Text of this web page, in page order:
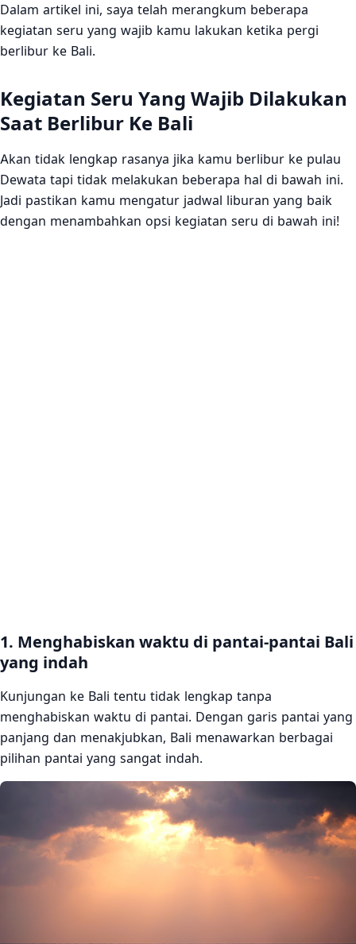
Dalam artikel ini, saya telah merangkum beberapa
kegiatan seru yang wajib kamu lakukan ketika pergi
berlibur ke Bali.
Kegiatan Seru Yang Wajib Dilakukan
Saat Berlibur Ke Bali
Akan tidak lengkap rasanya jika kamu berlibur ke pulau
Dewata tapi tidak melakukan beberapa hal di bawah ini.
Jadi pastikan kamu mengatur jadwal liburan yang baik
dengan menambahkan opsi kegiatan seru di bawah ini!
1. Menghabiskan waktu di pantai-pantai Bali
yang indah
Kunjungan ke Bali tentu tidak lengkap tanpa
menghabiskan waktu di pantai. Dengan garis pantai yang
panjang dan menakjubkan, Bali menawarkan berbagai
pilihan pantai yang sangat indah.